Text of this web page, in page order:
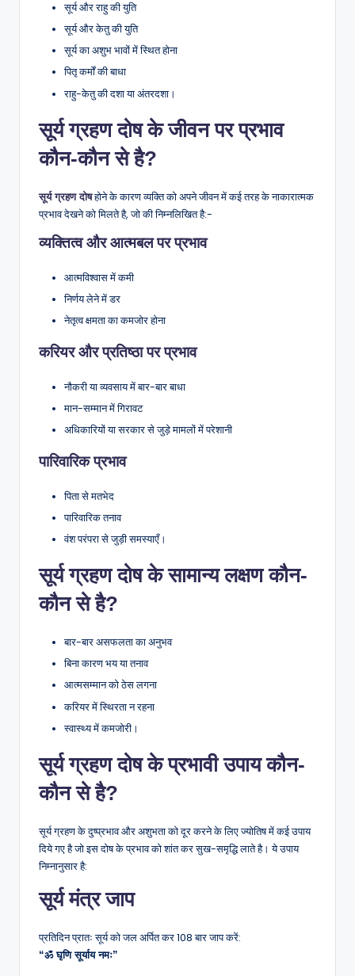
सूर्य और राहु की युति
सूर्य और केतु की युति
सूर्य का अशुभ भावों में स्थित होना
पितृ कर्मों की बाधा
राहु-केतु की दशा या अंतरदशा।
सूर्य ग्रहण दोष के जीवन पर प्रभाव
कौन-कौन से है?
सूर्य ग्रहण दोषहोने के कारण व्यक्ति को अपने जीवन में कई तरह के नाकारात्मक
प्रभाव देखने को मिलते है, जो की निम्नलिखित है:-
व्यक्तित्व और आत्मबल पर प्रभाव
आत्मविश्वास में कमी
निर्णय लेने में डर
नेतृत्व क्षमता का कमजोर होना
करियर और प्रतिष्ठा पर प्रभाव
नौकरी या व्यवसाय में बार-बार बाधा
मान-सम्मान में गिरावट
अधिकारियों या सरकार से जुड़े मामलों में परेशानी
पारिवारिक प्रभाव
पिता से मतभेद
पारिवारिक तनाव
वंश परंपरा से जुड़ी समस्याएँ।
सूर्य ग्रहण दोष के सामान्य लक्षण कौन-
कौन से है?
बार-बार असफलता का अनुभव
बिना कारण भय या तनाव
आत्मसम्मान को ठेस लगना
करियर में स्थिरता न रहना
स्वास्थ्य में कमजोरी।
सूर्य ग्रहण दोष के प्रभावी उपाय कौन-
कौन से है?
सूर्य ग्रहण के दुष्प्रभाव और अशुभता को दूर करने के लिए ज्योतिष में कई उपाय
दिये गए है जो इस दोष के प्रभाव को शांत कर सुख-समृद्धि लाते है। ये उपाय
निम्नानुसार है:
सूर्य मंत्र जाप
प्रतिदिन प्रातः सूर्य को जल अर्पित कर 108 बार जाप करें:
“ॐ घृणि सूर्याय नमः”